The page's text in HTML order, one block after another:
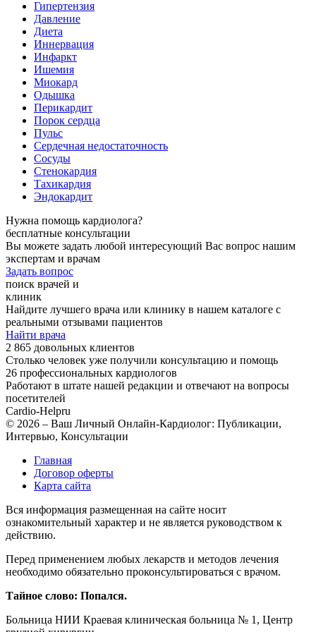
Гипертензия
Давление
Диета
Иннервация
Инфаркт
Ишемия
Миокард
Одышка
Перикардит
Порок сердца
Пульс
Сердечная недостаточность
Сосуды
Стенокардия
Тахикардия
Эндокардит
Нужна помощь кардиолога?
бесплатные консультации
Вы можете задать любой интересующий Вас вопрос нашим
экспертам и врачам
Задать вопрос
поиск врачей и
клиник
Найдите лучшего врача или клинику в нашем каталоге с
реальными отзывами пациентов
Найти врача
2 865 довольных клиентов
Столько человек уже получили консультацию и помощь
26 профессиональных кардиологов
Работают в штате нашей редакции и отвечают на вопросы
посетителей
Cardio-Helpru
© 2026 – Ваш Личный Онлайн-Кардиолог: Публикации,
Интервью, Консультации
Главная
Договор оферты
Карта сайта
Вся информация размещенная на сайте носит
ознакомительный характер и не является руководством к
действию.
Перед применением любых лекарств и методов лечения
необходимо обязательно проконсультироваться с врачом.
Тайное слово: Попался.
Больница НИИ Краевая клиническая больница № 1, Центр